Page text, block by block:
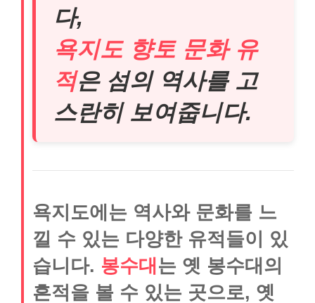
다,
욕지도 향토 문화 유
적은 섬의 역사를 고
스란히 보여줍니다.
욕지도에는 역사와 문화를 느
낄 수 있는 다양한 유적들이 있
습니다. 봉수대 는 옛 봉수대의
흔적을 볼 수 있는 곳으로, 옛